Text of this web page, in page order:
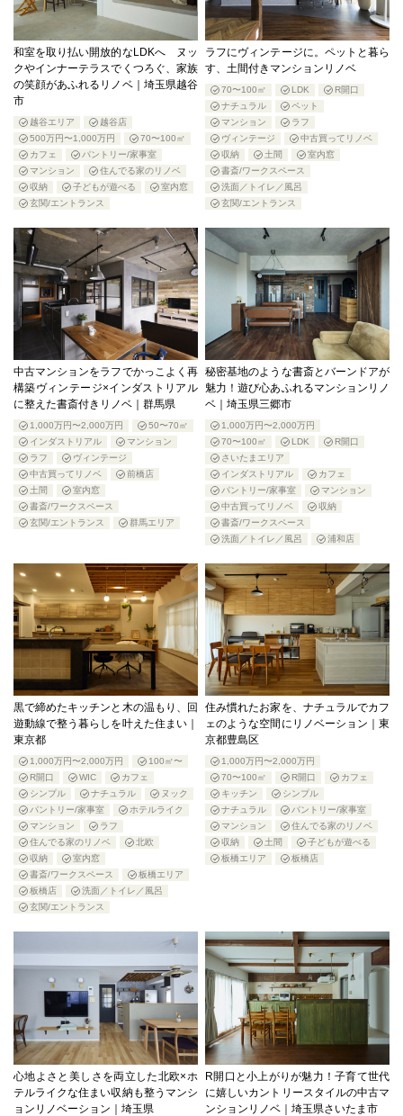
和室を取り払い開放的なLDKへ ヌッ
クやインナーテラスでくつろぐ、家族
の笑顔があふれるリノベ｜埼玉県越谷
市
越谷エリア
越谷店
500万円〜1,000万円
70〜100㎡
カフェ
パントリー/家事室
マンション
住んでる家のリノベ
収納
子どもが遊べる
室内窓
玄関/エントランス
ラフにヴィンテージに。ペットと暮ら
す、土間付きマンションリノベ
70〜100㎡ LDK
R開口
ナチュラル
ペット
マンション
ラフ
ヴィンテージ
中古買ってリノベ
収納
土間
室内窓
書斎/ワークスペース
洗面／トイレ／風呂
玄関/エントランス
中古マンションをラフでかっこよく再
構築ヴィンテージ×インダストリアル
に整えた書斎付きリノベ｜群馬県
1,000万円〜2,000万円
50〜70㎡
インダストリアル
マンション
ラフ
ヴィンテージ
中古買ってリノベ
前橋店
土間
室内窓
書斎/ワークスペース
玄関/エントランス
群馬エリア
秘密基地のような書斎とバーンドアが
魅力！遊び心あふれるマンションリノ
ベ｜埼玉県三郷市
1,000万円〜2,000万円
70〜100㎡
LDK
R開口
さいたまエリア
インダストリアル
カフェ
パントリー/家事室
マンション
中古買ってリノベ
収納
書斎/ワークスペース
洗面／トイレ／風呂
浦和店
黒で締めたキッチンと木の温もり、回
遊動線で整う暮らしを叶えた住まい｜
東京都
1,000万円〜2,000万円
100㎡〜
R開口
WIC
カフェ
シンプル
ナチュラル
ヌック
パントリー/家事室
ホテルライク
マンション
ラフ
住んでる家のリノベ
北欧
収納
室内窓
書斎/ワークスペース
板橋エリア
板橋店
洗面／トイレ／風呂
玄関/エントランス
住み慣れたお家を、ナチュラルでカフ
ェのような空間にリノベーション｜東
京都豊島区
1,000万円〜2,000万円
70〜100㎡
R開口
カフェ
キッチン
シンプル
ナチュラル
パントリー/家事室
マンション
住んでる家のリノベ
収納
土間
子どもが遊べる
板橋エリア
板橋店
心地よさと美しさを両立した北欧×ホ
テルライクな住まい収納も整うマンシ
ョンリノベーション｜埼玉県
R開口と小上がりが魅力！子育て世代
に嬉しいカントリースタイルの中古マ
ンションリノベ｜埼玉県さいたま市